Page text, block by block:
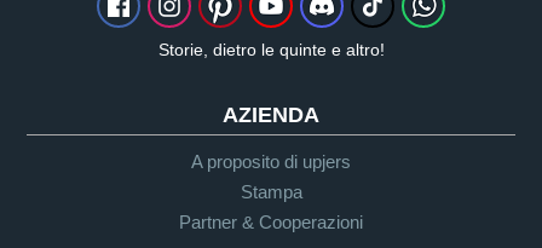
Storie, dietro le quinte e altro!
AZIENDA
A proposito di upjers
Stampa
Partner & Cooperazioni